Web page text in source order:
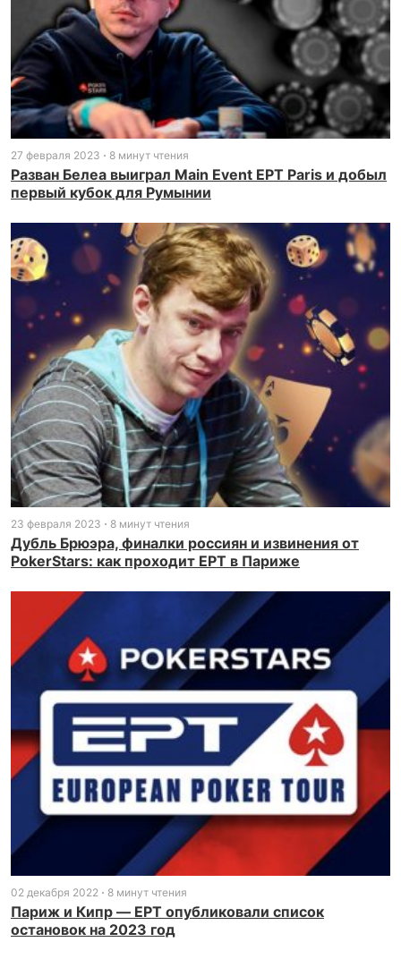
27 февраля 2023 8 минут чтения
Разван Белеа выиграл Main Event EPT Paris и добыл
первый кубок для Румынии
23 февраля 2023 8 минут чтения
Дубль Брюэра, финалки россиян и извинения от
PokerStars: как проходит EPT в Париже
02 декабря 2022 8 минут чтения
Париж и Кипр — EPT опубликовали список
остановок на 2023 год